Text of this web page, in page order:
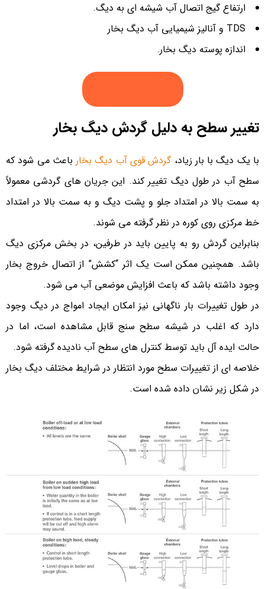
ارتفاع گیج اتصال آب شیشه ای به دیگ.
TDS و آنالیز شیمیایی آب دیگ بخار
اندازه پوسته دیگ بخار.
تغییر سطح به دلیل گردش دیگ بخار
با یک دیگ با بار زیاد،گردش قوی آب دیگ بخار باعث می شود که
سطح آب در طول دیگ تغییر کند. این جریان های گردشی معمولاً
به سمت بالا در امتداد جلو و پشت دیگ و به سمت بالا در امتداد
خط مرکزی روی کوره در نظر گرفته می شوند.
بنابراین گردش رو به پایین باید در طرفین، در بخش مرکزی دیگ
باشد. همچنین ممکن است یک اثر “کشش” از اتصال خروج بخار
وجود داشته باشد که باعث افزایش موضعی آب می شود.
در طول تغییرات بار ناگهانی نیز امکان ایجاد امواج در دیگ وجود
دارد که اغلب در شیشه سطح سنج قابل مشاهده است، اما در
حالت ایده آل باید توسط کنترل های سطح آب نادیده گرفته شود.
خلاصه ای از تغییرات سطح مورد انتظار در شرایط مختلف دیگ بخار
در شکل زیر نشان داده شده است.